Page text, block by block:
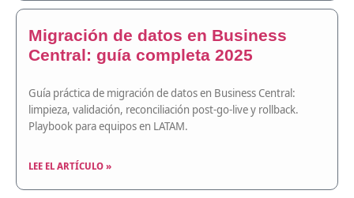
Migración de datos en Business
Central: guía completa 2025
Guía práctica de migración de datos en Business Central:
limpieza, validación, reconciliación post-go-live y rollback.
Playbook para equipos en LATAM.
LEE EL ARTÍCULO »